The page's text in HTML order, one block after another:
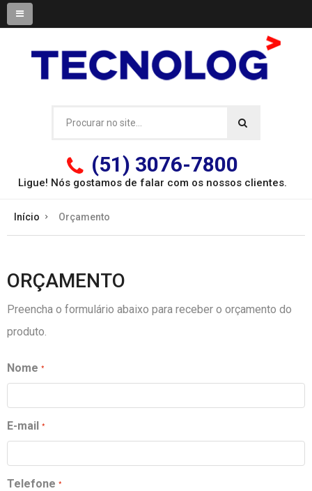
(51) 3076-7800
Ligue! Nós gostamos de falar com os nossos clientes.
Início Orçamento
ORÇAMENTO
Preencha o formulário abaixo para receber o orçamento do
produto.
Nome
E-mail
Telefone